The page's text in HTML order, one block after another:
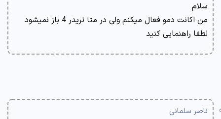
سلام
من اکانت دمو فعال میکنم ولی در متا تریدر 4 باز نمیشود
لطفا راهنمایی کنید
ناصر سلمانی